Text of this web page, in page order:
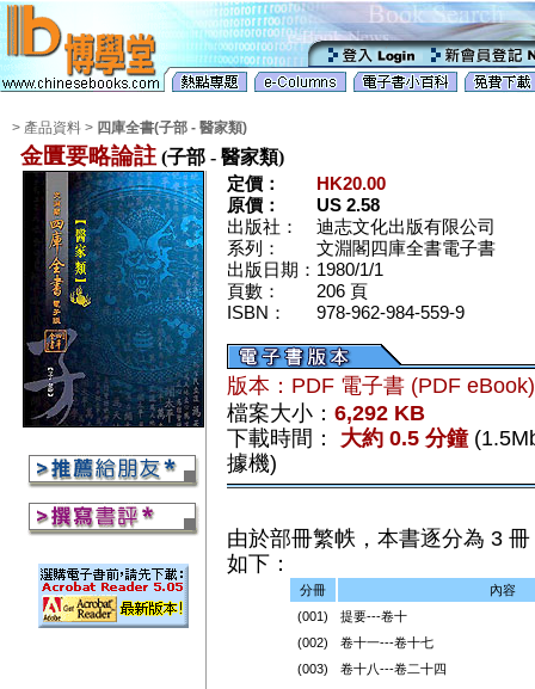
> 產品資料 > 四庫全書(子部 - 醫家類)
金匱要略論註 (子部 - 醫家類)
定價：
HK20.00
原價：
US 2.58
出版社：
迪志文化出版有限公司
系列：
文淵閣四庫全書電子書
出版日期： 1980/1/1
頁數：
206 頁
ISBN：
978-962-984-559-9
版本：PDF 電子書 (PDF
檔案大小： 6,292 KB
下載時間：
大約 0.5 分鐘
據機)
由於部冊繁帙，本書逐分為 3
如下：
分冊
內容
(001)
提要---卷十
(002)
卷十一---卷十七
(003)
卷十八---卷二十四